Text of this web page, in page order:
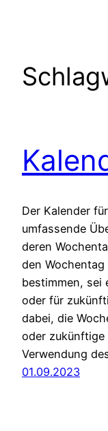
Der Kalender
umfassende
deren
den
bestimmen, sei
oder für
dabei, die
oder zukünftige
Verwendung
01.09.2023